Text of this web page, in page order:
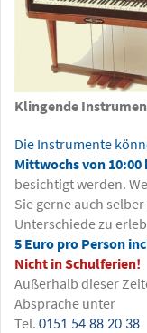
Klingende
Die Instrumente
Mittwochs von 10:00
besichtigt werden.
Sie gerne auch
Unterschiede zu
5 Euro pro Person
Nicht in Schulferien!
Außerhalb dieser
Absprache unter
Tel. 0151 54 88 20 38